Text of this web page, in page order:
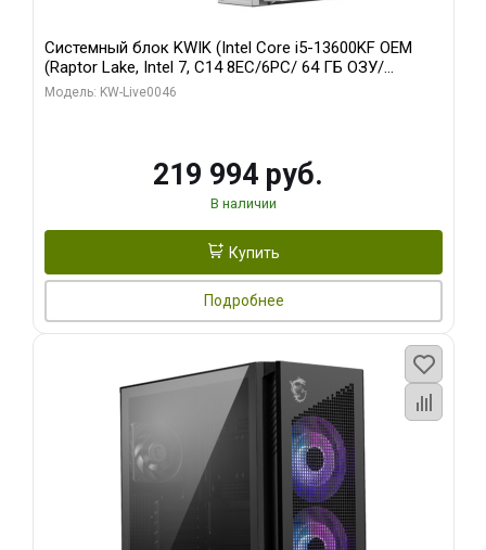
Системный блок KWIK (Intel Core i5-13600KF OEM
(Raptor Lake, Intel 7, C14 8EC/6PC/ 64 ГБ ОЗУ/
Gigabyte RTX5060Ti GAMING OC 8GB GDDR7 128bit
Модель: KW-Live0046
219 994 руб.
В наличии
Купить
Подробнее